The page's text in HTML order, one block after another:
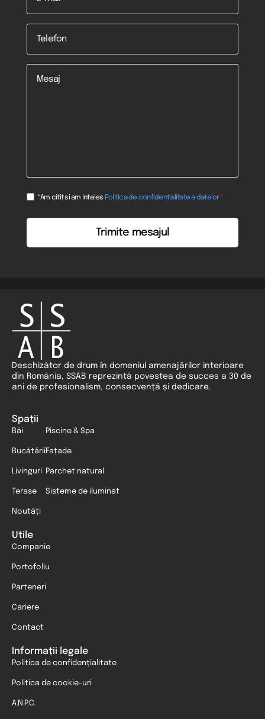
Telefon
Mesaj
Consent
*Am citit si am inteles Politica de confidențialitate a datelor *
Deschizător de drum în domeniul amenajărilor interioare
din România, SSAB reprezintă povestea de succes a 30 de
ani de profesionalism, consecvență și dedicare.
Spații
Băi
Bucătării
Livinguri
Terase
Noutăți
Piscine & Spa
Fațade
Parchet natural
Sisteme de iluminat
Utile
Companie
Portofoliu
Parteneri
Cariere
Contact
Informații legale
Politica de confidențialitate
Politica de cookie-uri
A.N.P.C.